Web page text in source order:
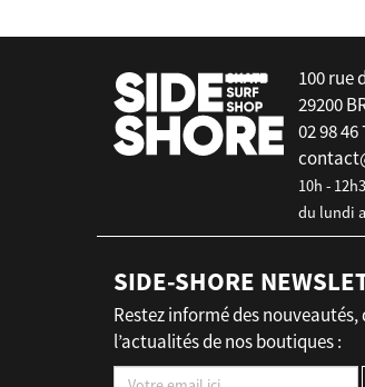
100 rue
29200
02 98 46
10h -
du lundi
SIDE-SHORE
Restez informé des
l’actualités de nos boutiques :